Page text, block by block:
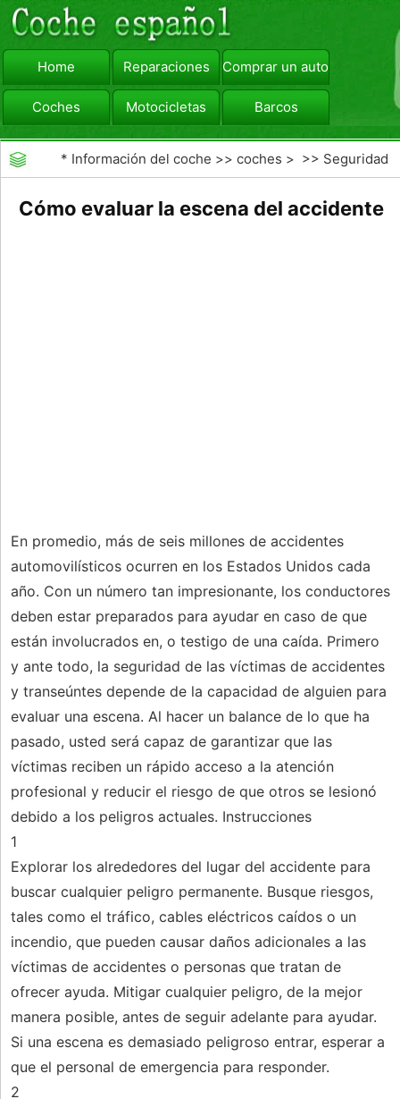
Home Reparaciones Comprar un automóvil
Coches Motocicletas Barcos
viajar Camiones
* Información del coche >>coches > >> Seguridad
Cómo evaluar la escena del accidente
En promedio, más de seis millones de accidentes
automovilísticos ocurren en los Estados Unidos cada
año. Con un número tan impresionante, los conductores
deben estar preparados para ayudar en caso de que
están involucrados en, o testigo de una caída. Primero
y ante todo, la seguridad de las víctimas de accidentes
y transeúntes depende de la capacidad de alguien para
evaluar una escena. Al hacer un balance de lo que ha
pasado, usted será capaz de garantizar que las
víctimas reciben un rápido acceso a la atención
profesional y reducir el riesgo de que otros se lesionó
debido a los peligros actuales. Instrucciones
1
Explorar los alrededores del lugar del accidente para
buscar cualquier peligro permanente. Busque riesgos,
tales como el tráfico, cables eléctricos caídos o un
incendio, que pueden causar daños adicionales a las
víctimas de accidentes o personas que tratan de
ofrecer ayuda. Mitigar cualquier peligro, de la mejor
manera posible, antes de seguir adelante para ayudar.
Si una escena es demasiado peligroso entrar, esperar a
que el personal de emergencia para responder.
2